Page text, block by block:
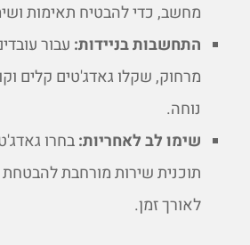
מחשב, כדי להבטיח תאימות
התחשבות בניידות: עבור
מרחוק, שקלו גאדג'טים קלים
נוחה.
שימו לב לאחריות:בחרו
תוכנית שירות מורחבת
לאורך זמן.